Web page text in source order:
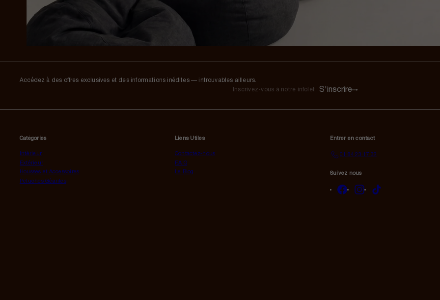
Accédez à des offres exclusives et des informations inédites — introuvables ailleurs.
Inscrivez-
S'inscrire
Catégories
Intérieur
Extérieur
Housses et Accessoires
Peluches Géantes
Liens Utiles
Contactez-nous
F.A.Q
Le Blog
Entrer en contact
01 84 23 17 32
Suivez nous
FacebookInstagram